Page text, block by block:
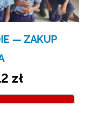
— ZAKUP
zł